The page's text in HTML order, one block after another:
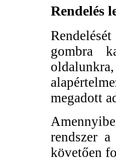
Rendelés
gombra
megadott
rendszer
követően